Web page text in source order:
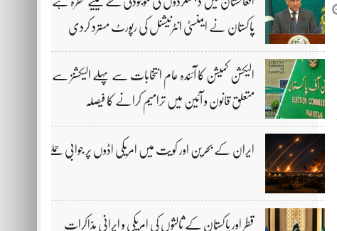
پاکستان نے ایمنسٹی انٹرنیشنل کی رپورٹ مسترد کردی
الیکشن کمیشن کا آئندہ عام انتخابات سے پہلے الیکشنز سے
متعلق قانون و آئین میں ترامیم کرانے کا فیصلہ
ایران کے بحرین اور کویت میں امریکی اڈوں پر جوابی حملے
قطر اور پاکستان کے ثالثوں کی امریکی و ایرانی مذاکرات